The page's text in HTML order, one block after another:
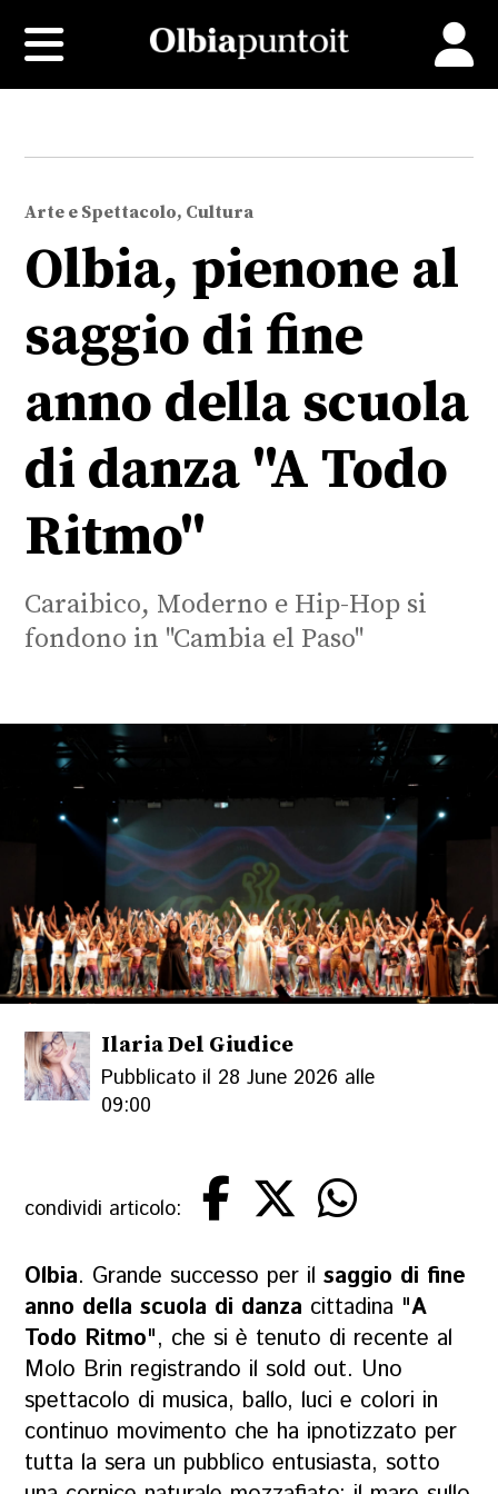
Arte e Spettacolo, Cultura
Olbia, pienone al
saggio di fine
anno della scuola
di danza "A Todo
Ritmo"
Caraibico, Moderno e Hip-Hop si
fondono in "Cambia el Paso"
Ilaria Del Giudice
Pubblicato il 28 June 2026 alle
09:00
condividi articolo:
Olbia. Grande successo per ilsaggio di fine
anno della scuola di danza cittadina "A
Todo Ritmo", che si è tenuto di recente al
Molo Brin registrando il sold out. Uno
spettacolo di musica, ballo, luci e colori in
continuo movimento che ha ipnotizzato per
tutta la sera un pubblico entusiasta, sotto